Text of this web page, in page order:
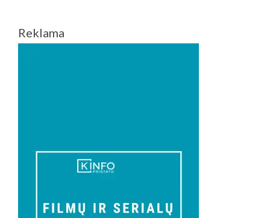
Reklama